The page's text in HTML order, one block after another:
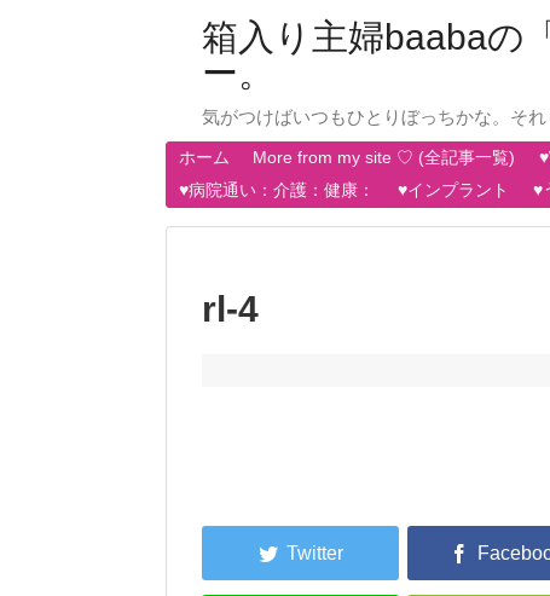
箱入り主婦baabaの
ー。
気がつけばいつもひとりぼっちかな。それ
ホーム More from my site ♡ (全記事一覧)
♥病院通い：介護：健康：
♥インプラント ♥
rl-4